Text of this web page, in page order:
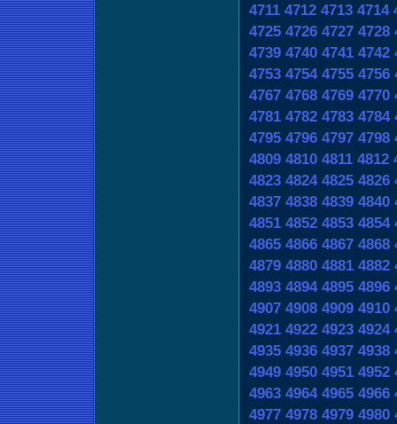
4711 4712 4713 4714
4725 4726 4727 4728
4739 4740 4741 4742
4753 4754 4755 4756
4767 4768 4769 4770
4781 4782 4783 4784
4795 4796 4797 4798
4809 4810 4811 4812
4823 4824 4825 4826
4837 4838 4839 4840
4851 4852 4853 4854
4865 4866 4867 4868
4879 4880 4881 4882
4893 4894 4895 4896
4907 4908 4909 4910
4921 4922 4923 4924
4935 4936 4937 4938
4949 4950 4951 4952
4963 4964 4965 4966
4977 4978 4979 4980